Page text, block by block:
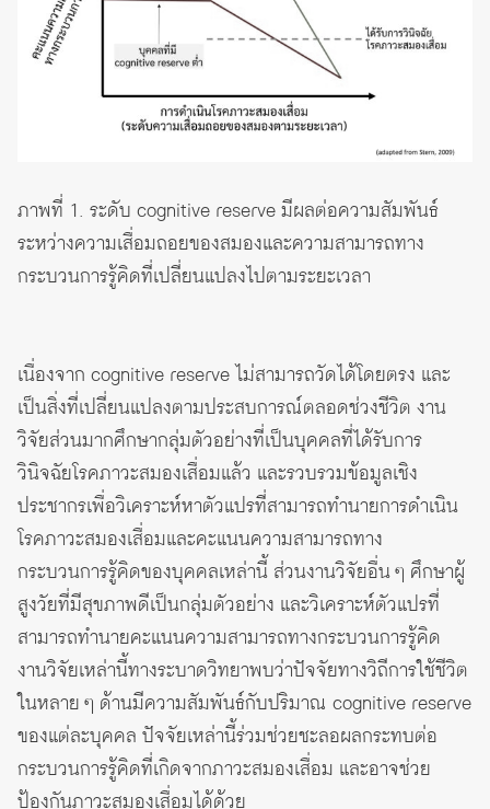
ภาพที่ 1. ระดับ cognitive reserve มีผลต่อความสัมพันธ์
ระหว่างความเสื่อมถอยของสมองและความสามารถทาง
กระบวนการรู้คิดที่เปลี่ยนแปลงไปตามระยะเวลา
เนื่องจาก cognitive reserve ไม่สามารถวัดได้โดยตรง และ
เป็นสิ่งที่เปลี่ยนแปลงตามประสบการณ์ตลอดช่วงชีวิต งาน
วิจัยส่วนมากศึกษากลุ่มตัวอย่างที่เป็นบุคคลที่ได้รับการ
วินิจฉัยโรคภาวะสมองเสื่อมแล้ว และรวบรวมข้อมูลเชิง
ประชากรเพื่อวิเคราะห์หาตัวแปรที่สามารถทำนายการดำเนิน
โรคภาวะสมองเสื่อมและคะแนนความสามารถทาง
กระบวนการรู้คิดของบุคคลเหล่านี้ ส่วนงานวิจัยอื่น ๆ ศึกษาผู้
สูงวัยที่มีสุขภาพดีเป็นกลุ่มตัวอย่าง และวิเคราะห์ตัวแปรที่
สามารถทำนายคะแนนความสามารถทางกระบวนการรู้คิด
งานวิจัยเหล่านี้ทางระบาดวิทยาพบว่าปัจจัยทางวิถีการใช้ชีวิต
ในหลาย ๆ ด้านมีความสัมพันธ์กับปริมาณ cognitive reserve
ของแต่ละบุคคล ปัจจัยเหล่านี้ร่วมช่วยชะลอผลกระทบต่อ
กระบวนการรู้คิดที่เกิดจากภาวะสมองเสื่อม และอาจช่วย
ป้องกันภาวะสมองเสื่อมได้ด้วย